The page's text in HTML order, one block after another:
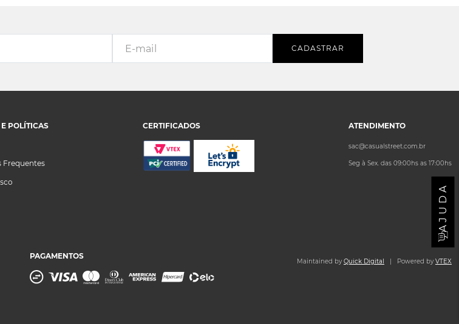
AJUDA
CADASTRAR
POLÍTICAS
Frequentes
CERTIFICADOS ATENDIMENTO
sac@casualstreet.com.br
Seg à Sex. das 09:00hs as 17:00hs
PAGAMENTOS
Maintained by Quick Digital | Powered by VTEX